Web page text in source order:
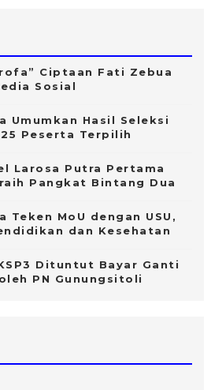
Ciptaan Fati Zebua
Sosial
Umumkan Hasil Seleksi
Peserta Terpilih
Larosa Putra Pertama
Pangkat Bintang Dua
Teken MoU dengan USU,
dan Kesehatan
Dituntut Bayar Ganti
PN Gunungsitoli